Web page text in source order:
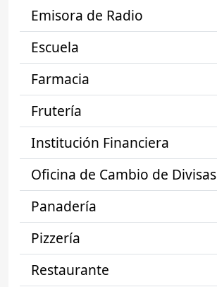
Emisora de Radio
Escuela
Farmacia
Frutería
Institución Financiera
Oficina de Cambio de Divisas
Panadería
Pizzería
Restaurante